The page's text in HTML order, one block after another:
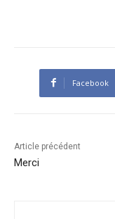
Facebook
Article précédent
Merci